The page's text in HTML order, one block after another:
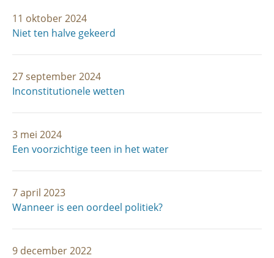
11 oktober 2024
Niet ten halve gekeerd
27 september 2024
Inconstitutionele wetten
3 mei 2024
Een voorzichtige teen in het water
7 april 2023
Wanneer is een oordeel politiek?
9 december 2022